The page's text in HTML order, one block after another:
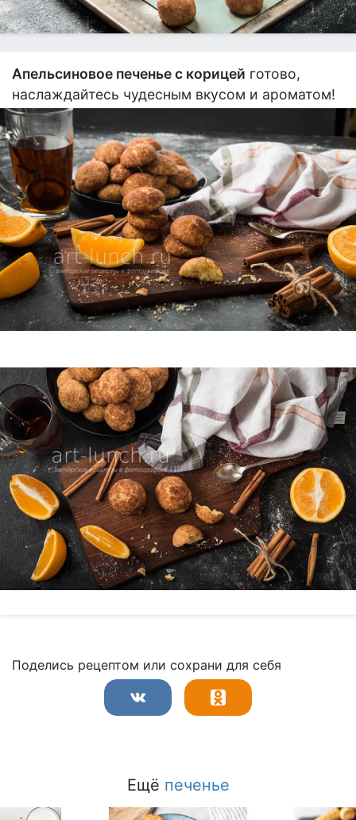
Апельсиновое печенье с корицей готово,
наслаждайтесь чудесным вкусом и ароматом!
Поделись рецептом или сохрани для себя
Ещё печенье